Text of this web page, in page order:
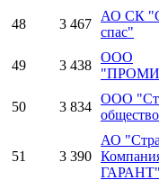
48 3 467
АО СК
спас"
49 3 438
ООО
50 3 834
ООО
51 3 390
АО
ГАРАНТ"